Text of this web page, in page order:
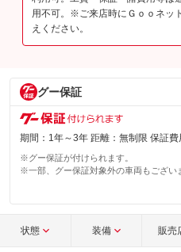
用不可。※ご来店時にＧｏｏネッ
えください。
グー保証
期間：1年～3年 距離：無制限 保証
※グー保証が付けられます。
※一部、グー保証対象外の車両もござい
状態 装備 販売